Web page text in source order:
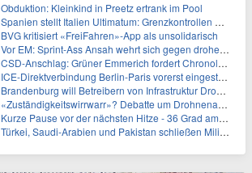
Obduktion: Kleinkind in Preetz ertrank im Pool
Spanien stellt Italien Ultimatum: Grenzkontrollen beenden
BVG kritisiert «FreiFahren»-App als unsolidarisch
Vor EM: Sprint-Ass Ansah wehrt sich gegen drohende Sperre
CSD-Anschlag: Grüner Emmerich fordert Chronologie von Dobrindt
ICE-Direktverbindung Berlin-Paris vorerst eingestellt
Brandenburg will Betreibern von Infrastruktur Drohnenabwehr erlauben
«Zuständigkeitswirrwarr»? Debatte um Drohnenabwehr entbrannt
Kurze Pause vor der nächsten Hitze - 36 Grad am Wochenende
Türkei, Saudi-Arabien und Pakistan schließen Militärpakt